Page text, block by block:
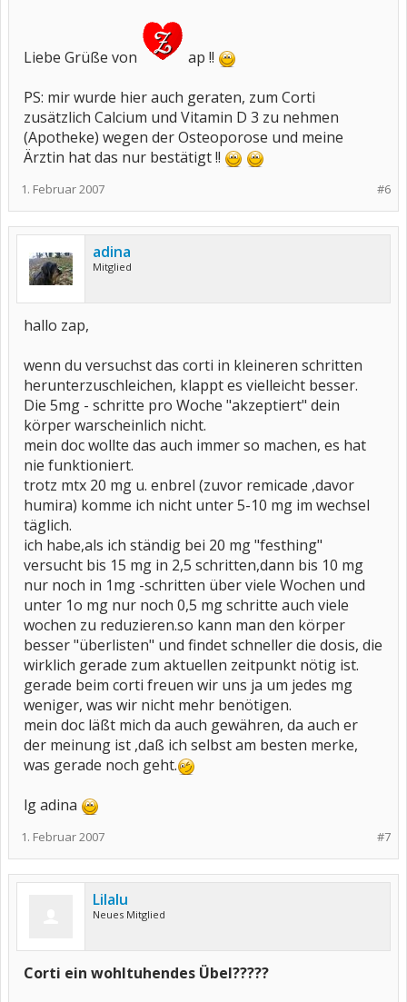
Liebe Grüße von
ap !!
PS: mir wurde hier auch geraten, zum Corti
zusätzlich Calcium und Vitamin D 3 zu nehmen
(Apotheke) wegen der Osteoporose und meine
Ärztin hat das nur bestätigt !!
#6
1. Februar 2007
adina
Mitglied
hallo zap,
wenn du versuchst das corti in kleineren schritten
herunterzuschleichen, klappt es vielleicht besser.
Die 5mg - schritte pro Woche "akzeptiert" dein
körper warscheinlich nicht.
mein doc wollte das auch immer so machen, es hat
nie funktioniert.
trotz mtx 20 mg u. enbrel (zuvor remicade ,davor
humira) komme ich nicht unter 5-10 mg im wechsel
täglich.
ich habe,als ich ständig bei 20 mg "festhing"
versucht bis 15 mg in 2,5 schritten,dann bis 10 mg
nur noch in 1mg -schritten über viele Wochen und
unter 1o mg nur noch 0,5 mg schritte auch viele
wochen zu reduzieren.so kann man den körper
besser "überlisten" und findet schneller die dosis, die
wirklich gerade zum aktuellen zeitpunkt nötig ist.
gerade beim corti freuen wir uns ja um jedes mg
weniger, was wir nicht mehr benötigen.
mein doc läßt mich da auch gewähren, da auch er
der meinung ist ,daß ich selbst am besten merke,
was gerade noch geht.
lg adina
#7
1. Februar 2007
Lilalu
Neues Mitglied
Corti ein wohltuhendes Übel?????